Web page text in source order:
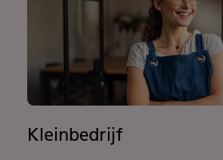
Kleinbedrijf